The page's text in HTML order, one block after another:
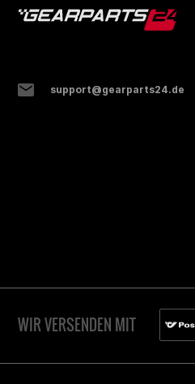
support@gearparts24.de
WIR VERSENDEN MIT